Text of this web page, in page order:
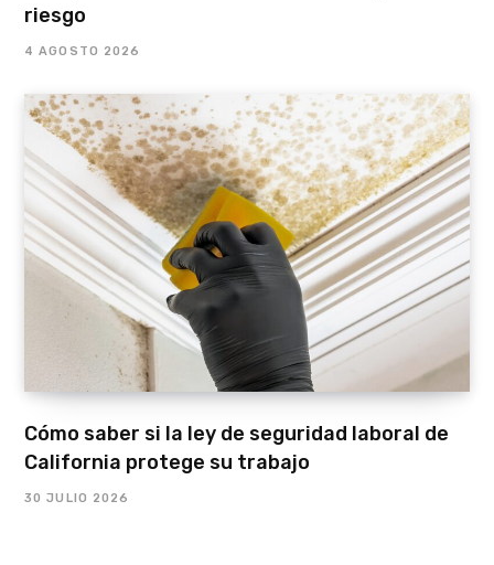
riesgo
4 AGOSTO 2026
Cómo saber si la ley de seguridad laboral de
California protege su trabajo
30 JULIO 2026